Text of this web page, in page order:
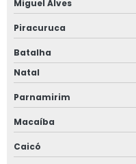
Miguel Alves
Piracuruca
Batalha
Natal
Parnamirim
Macaíba
Caicó